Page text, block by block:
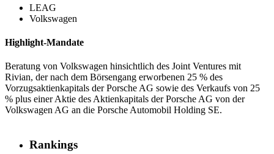
LEAG
Volkswagen
Highlight-Mandate
Beratung von Volkswagen hinsichtlich des Joint Ventures mit
Rivian, der nach dem Börsengang erworbenen 25 % des
Vorzugsaktienkapitals der Porsche AG sowie des Verkaufs von 25
% plus einer Aktie des Aktienkapitals der Porsche AG von der
Volkswagen AG an die Porsche Automobil Holding SE.
Rankings